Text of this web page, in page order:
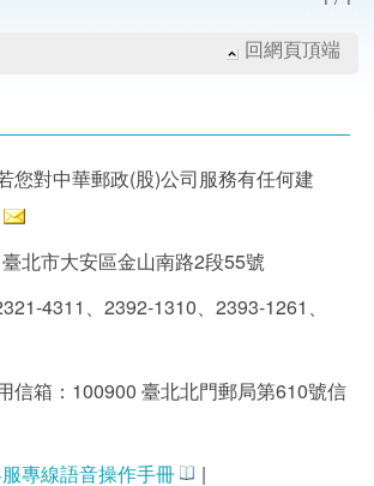
回網頁頂端
您對中華郵政(股)公司服務有任何建
北市大安區金山南路2段55號
4311、2392-1310、2393-1261、
信箱：100900 臺北北門郵局第610號信
專線語音操作手冊 |